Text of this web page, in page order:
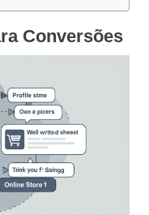
Conversões